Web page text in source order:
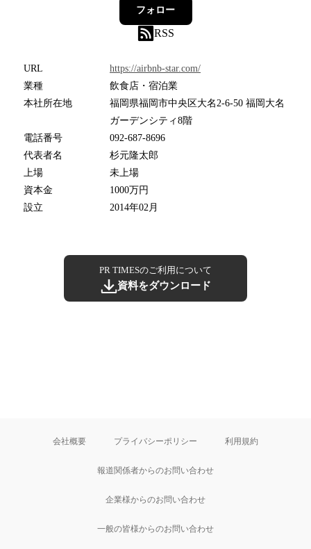
フォロー
RSS
URL
https://airbnb-star.com/
業種
飲食店・宿泊業
本社所在地
福岡県福岡市中央区大名2-6-50 福岡大名
ガーデンシティ8階
電話番号
092-687-8696
代表者名
杉元隆太郎
上場
未上場
資本金
1000万円
設立
2014年02月
PR TIMESのご利用について
資料をダウンロード
会社概要 プライバシーポリシー 利用規約
報道関係者からのお問い合わせ
企業様からのお問い合わせ
一般の皆様からのお問い合わせ